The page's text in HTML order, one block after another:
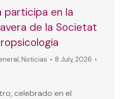
participa en la
de la Societat
, Noticias
8 July, 2026
celebrado en el